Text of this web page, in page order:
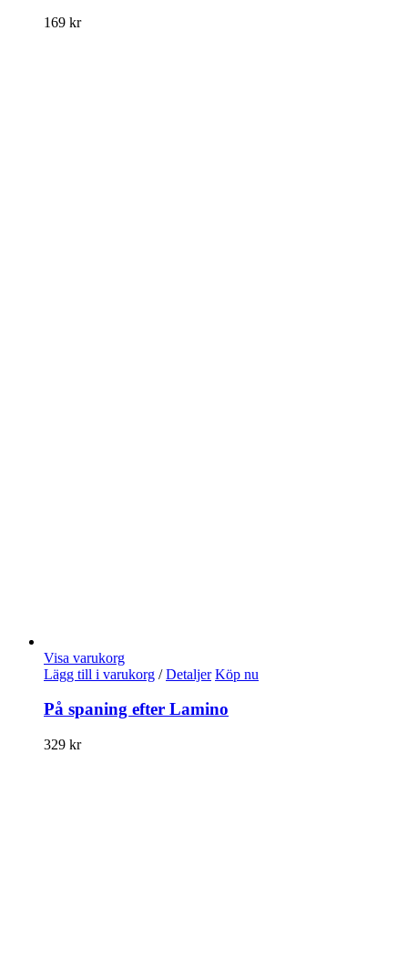
169 kr
Visa varukorg
Lägg till i varukorg / Detaljer Köp nu
På spaning efter Lamino
329 kr